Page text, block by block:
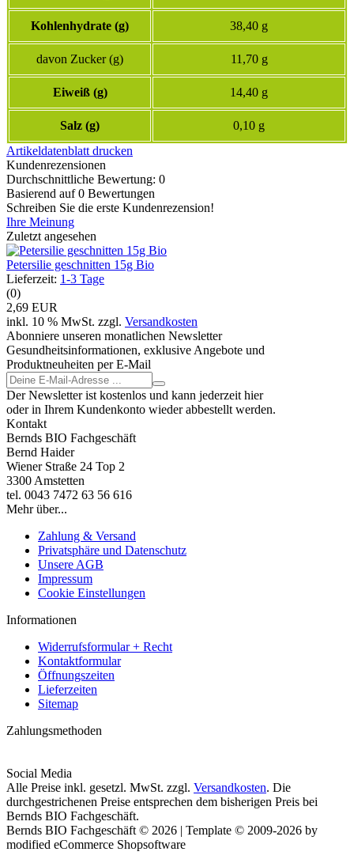
Kohlenhydrate (g) 38,40 g
davon Zucker (g) 11,70 g
Eiweiß (g) 14,40 g
Salz (g)
0,10 g
Artikeldatenblatt drucken
Kundenrezensionen
Durchschnittliche Bewertung: 0
Basierend auf 0 Bewertungen
Schreiben Sie die erste Kundenrezension!
Ihre Meinung
Zuletzt angesehen
Petersilie geschnitten 15g Bio
Lieferzeit: 1-3 Tage
(0)
2,69 EUR
inkl. 10 % MwSt. zzgl. Versandkosten
Abonniere unseren monatlichen Newsletter
Gesundheitsinformationen, exklusive Angebote und
Produktneuheiten per E-Mail
Der Newsletter ist kostenlos und kann jederzeit hier
oder in Ihrem Kundenkonto wieder abbestellt werden.
Kontakt
Bernds BIO Fachgeschäft
Bernd Haider
Wiener Straße 24 Top 2
3300 Amstetten
tel. 0043 7472 63 56 616
Mehr über...
Zahlung & Versand
Privatsphäre und Datenschutz
Unsere AGB
Impressum
Cookie Einstellungen
Informationen
Widerrufsformular + Recht
Kontaktformular
Öffnungszeiten
Lieferzeiten
Sitemap
Zahlungsmethoden
Social Media
Alle Preise inkl. gesetzl. MwSt. zzgl. Versandkosten. Die
durchgestrichenen Preise entsprechen dem bisherigen Preis bei
Bernds BIO Fachgeschäft.
Bernds BIO Fachgeschäft © 2026 | Template © 2009-2026 by
modified eCommerce Shopsoftware